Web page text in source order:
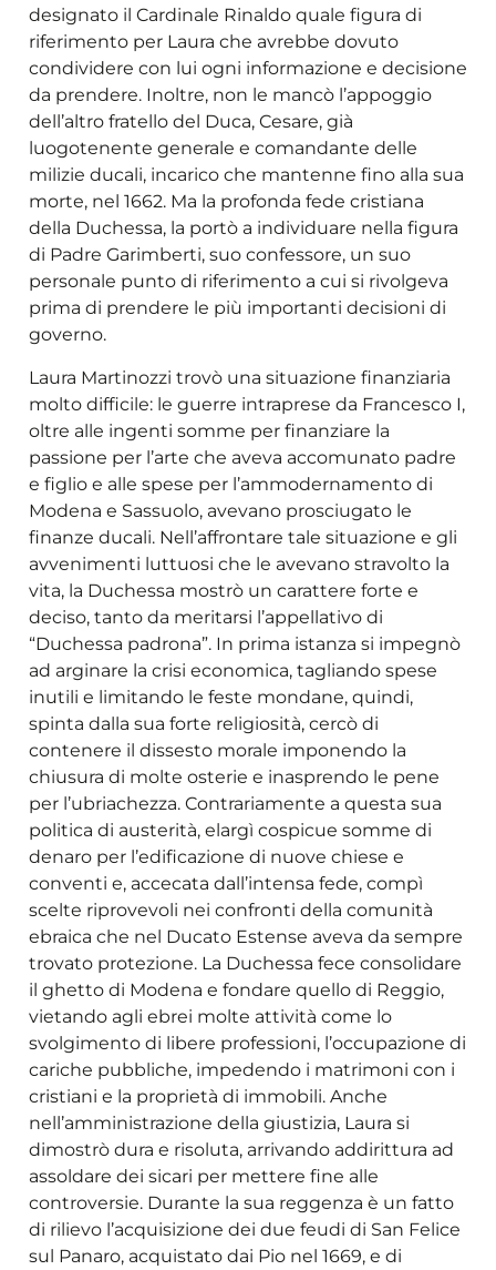
designato il Cardinale Rinaldo quale figura di
riferimento per Laura che avrebbe dovuto
condividere con lui ogni informazione e decisione
da prendere. Inoltre, non le mancò l’appoggio
dell’altro fratello del Duca, Cesare, già
luogotenente generale e comandante delle
milizie ducali, incarico che mantenne fino alla sua
morte, nel 1662. Ma la profonda fede cristiana
della Duchessa, la portò a individuare nella figura
di Padre Garimberti, suo confessore, un suo
personale punto di riferimento a cui si rivolgeva
prima di prendere le più importanti decisioni di
governo.
Laura Martinozzi trovò una situazione finanziaria
molto difficile: le guerre intraprese da Francesco I,
oltre alle ingenti somme per finanziare la
passione per l’arte che aveva accomunato padre
e figlio e alle spese per l’ammodernamento di
Modena e Sassuolo, avevano prosciugato le
finanze ducali. Nell’affrontare tale situazione e gli
avvenimenti luttuosi che le avevano stravolto la
vita, la Duchessa mostrò un carattere forte e
deciso, tanto da meritarsi l’appellativo di
“Duchessa padrona”. In prima istanza si impegnò
ad arginare la crisi economica, tagliando spese
inutili e limitando le feste mondane, quindi,
spinta dalla sua forte religiosità, cercò di
contenere il dissesto morale imponendo la
chiusura di molte osterie e inasprendo le pene
per l’ubriachezza. Contrariamente a questa sua
politica di austerità, elargì cospicue somme di
denaro per l’edificazione di nuove chiese e
conventi e, accecata dall’intensa fede, compì
scelte riprovevoli nei confronti della comunità
ebraica che nel Ducato Estense aveva da sempre
trovato protezione. La Duchessa fece consolidare
il ghetto di Modena e fondare quello di Reggio,
vietando agli ebrei molte attività come lo
svolgimento di libere professioni, l’occupazione di
cariche pubbliche, impedendo i matrimoni con i
cristiani e la proprietà di immobili. Anche
nell’amministrazione della giustizia, Laura si
dimostrò dura e risoluta, arrivando addirittura ad
assoldare dei sicari per mettere fine alle
controversie. Durante la sua reggenza è un fatto
di rilievo l’acquisizione dei due feudi di San Felice
sul Panaro, acquistato dai Pio nel 1669, e di